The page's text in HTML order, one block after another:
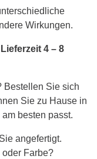
Wirkungen.
4 – 8
Bestellen Sie sich
Sie zu Hause in
besten passt.
angefertigt.
Farbe?